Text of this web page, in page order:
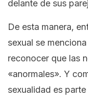
delante de sus
De esta manera,
sexual se
reconocer que las
«anormales». Y
sexualidad es